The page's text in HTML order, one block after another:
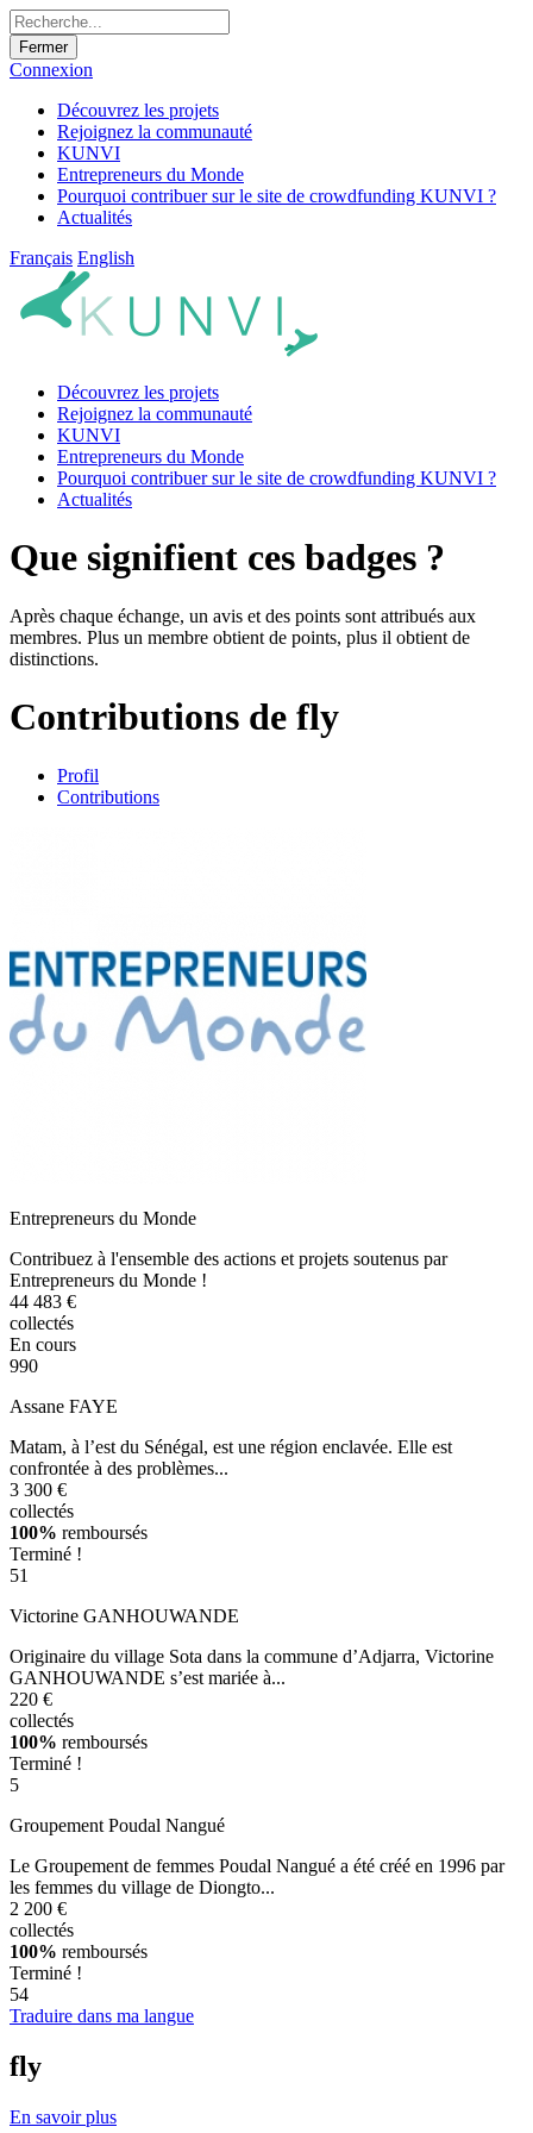
Fermer
Connexion
Découvrez les projets
Rejoignez la communauté
KUNVI
Entrepreneurs du Monde
Pourquoi contribuer sur le site de crowdfunding KUNVI ?
Actualités
Français English
Découvrez les projets
Rejoignez la communauté
KUNVI
Entrepreneurs du Monde
Pourquoi contribuer sur le site de crowdfunding KUNVI ?
Actualités
Que signifient ces badges ?
Après chaque échange, un avis et des points sont attribués aux
membres. Plus un membre obtient de points, plus il obtient de
distinctions.
Contributions de fly
Profil
Contributions
Entrepreneurs du Monde
Contribuez à l'ensemble des actions et projets soutenus par
Entrepreneurs du Monde !
44 483 €
collectés
En cours
990
Assane FAYE
Matam, à l’est du Sénégal, est une région enclavée. Elle est
confrontée à des problèmes...
3 300 €
collectés
100% remboursés
Terminé !
51
Victorine GANHOUWANDE
Originaire du village Sota dans la commune d’Adjarra, Victorine
GANHOUWANDE s’est mariée à...
220 €
collectés
100% remboursés
Terminé !
5
Groupement Poudal Nangué
Le Groupement de femmes Poudal Nangué a été créé en 1996 par
les femmes du village de Diongto...
2 200 €
collectés
100% remboursés
Terminé !
54
Traduire dans ma langue
fly
En savoir plus